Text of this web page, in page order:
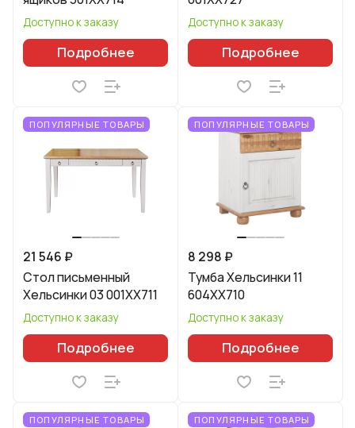
Доступно к заказу
Подробнее
Доступно к заказу
Подробнее
ПОПУЛЯРНЫЕ ТОВАРЫ
21 546 ₽
Стол письменный
Хельсинки 03 001XX711
Доступно к заказу
Подробнее
ПОПУЛЯРНЫЕ ТОВАРЫ
8 298 ₽
Тумба Хельсинки 11
604XX710
Доступно к заказу
Подробнее
ПОПУЛЯРНЫЕ ТОВАРЫ ПОПУЛЯРНЫЕ ТОВАРЫ